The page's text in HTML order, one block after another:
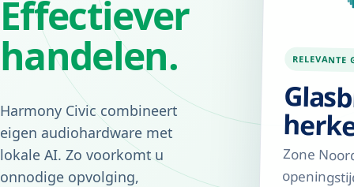
Effectiever
handelen.
Harmony Civic combineert
eigen audiohardware met
lokale AI. Zo voorkomt u
onnodige opvolging,
RELEVANTE
Zone